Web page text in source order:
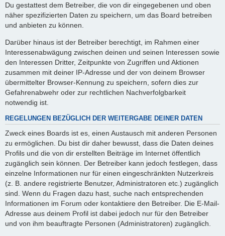
Du gestattest dem Betreiber, die von dir eingegebenen und oben
näher spezifizierten Daten zu speichern, um das Board betreiben
und anbieten zu können.
Darüber hinaus ist der Betreiber berechtigt, im Rahmen einer
Interessenabwägung zwischen deinen und seinen Interessen sowie
den Interessen Dritter, Zeitpunkte von Zugriffen und Aktionen
zusammen mit deiner IP-Adresse und der von deinem Browser
übermittelter Browser-Kennung zu speichern, sofern dies zur
Gefahrenabwehr oder zur rechtlichen Nachverfolgbarkeit
notwendig ist.
REGELUNGEN BEZÜGLICH DER WEITERGABE DEINER DATEN
Zweck eines Boards ist es, einen Austausch mit anderen Personen
zu ermöglichen. Du bist dir daher bewusst, dass die Daten deines
Profils und die von dir erstellten Beiträge im Internet öffentlich
zugänglich sein können. Der Betreiber kann jedoch festlegen, dass
einzelne Informationen nur für einen eingeschränkten Nutzerkreis
(z. B. andere registrierte Benutzer, Administratoren etc.) zugänglich
sind. Wenn du Fragen dazu hast, suche nach entsprechenden
Informationen im Forum oder kontaktiere den Betreiber. Die E-Mail-
Adresse aus deinem Profil ist dabei jedoch nur für den Betreiber
und von ihm beauftragte Personen (Administratoren) zugänglich.